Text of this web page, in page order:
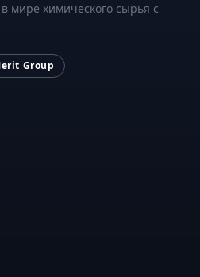
мире химического сырья с
Group